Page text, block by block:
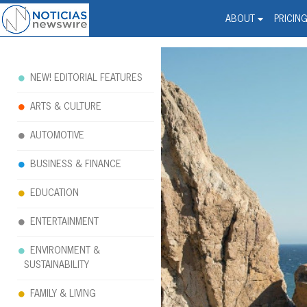
ABOUT PRICING
Noticias Newswire -
NEW! EDITORIAL FEATURES
ARTS & CULTURE
AUTOMOTIVE
BUSINESS & FINANCE
EDUCATION
ENTERTAINMENT
ENVIRONMENT &
SUSTAINABILITY
FAMILY & LIVING